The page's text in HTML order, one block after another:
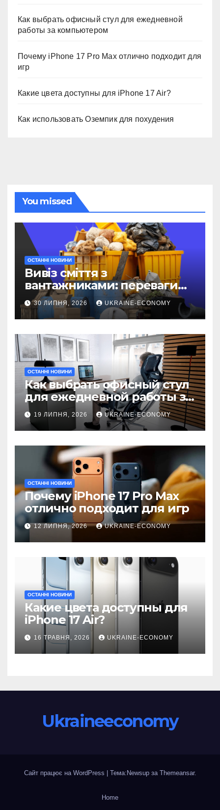
Как выбрать офисный стул для ежедневной
работы за компьютером
Почему iPhone 17 Pro Max отлично подходит для
игр
Какие цвета доступны для iPhone 17 Air?
Как использовать Оземпик для похудения
You missed
ОСТАННІ НОВИНИ
Вивіз сміття з
вантажниками: переваги
послуги
30 ЛИПНЯ, 2026 UKRAINE-ECONOMY
ОСТАННІ НОВИНИ
Как выбрать офисный стул
для ежедневной работы за
компьютером
19 ЛИПНЯ, 2026 UKRAINE-ECONOMY
ОСТАННІ НОВИНИ
Почему iPhone 17 Pro Max
отлично подходит для игр
12 ЛИПНЯ, 2026 UKRAINE-ECONOMY
ОСТАННІ НОВИНИ
Какие цвета доступны для
iPhone 17 Air?
16 ТРАВНЯ, 2026 UKRAINE-ECONOMY
Ukraineeconomy
Сайт працює на WordPress | Тема:Newsup за Themeansar.
Home